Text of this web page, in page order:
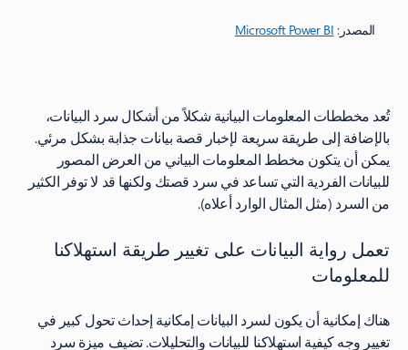
المصدر: Microsoft Power BI
تُعد مخططات المعلومات البيانية شكلاً من أشكال سرد البيانات،
بالإضافة إلى طريقة سريعة لإخبار قصة بيانات جذابة بشكل مرئي.
يمكن أن يتكون مخطط المعلومات البياني من العرض المصور
للبيانات الفردية التي تساعد في سرد قصتك ولكنها قد لا توفر الكثير
من السرد (مثل المثال الوارد أعلاه).
تعمل رواية البيانات على تغيير طريقة استهلاكنا
للمعلومات
هناك إمكانية أن يكون لسرد البيانات إمكانية إحداث تحول كبير في
تغيير وجه كيفية استهلاكنا للبيانات والتحليلات. تضيف ميزة سرد